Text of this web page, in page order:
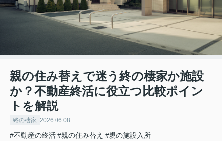
親の住み替えで迷う終の棲家か施設
か？不動産終活に役立つ比較ポイン
トを解説
終の棲家 2026.06.08
#不動産の終活 #親の住み替え #親の施設入所